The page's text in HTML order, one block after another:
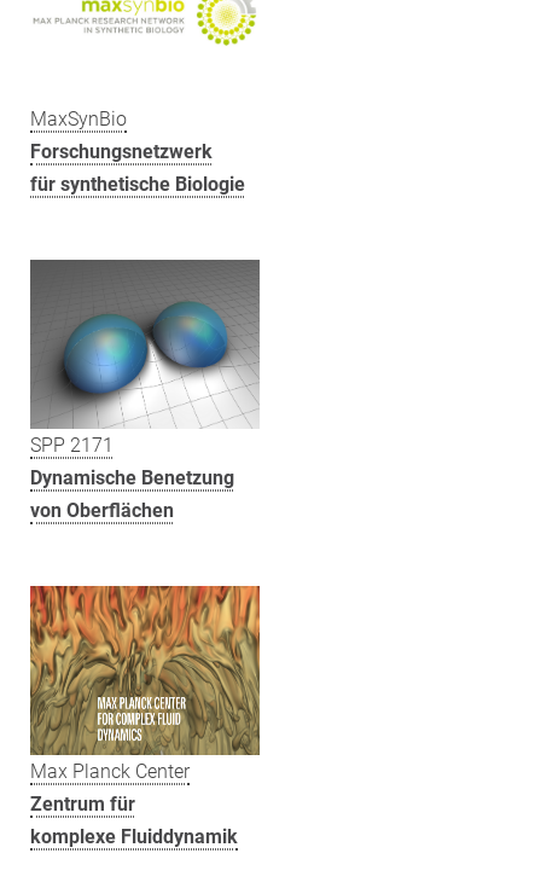
MaxSynBio
Forschungsnetzwerk
für synthetische Biologie
SPP 2171
Dynamische Benetzung
von Oberflächen
Max Planck Center
Zentrum für
komplexe Fluiddynamik